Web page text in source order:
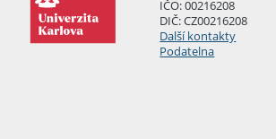
IČO: 00216208
DIČ: CZ00216208
Další kontakty
Podatelna